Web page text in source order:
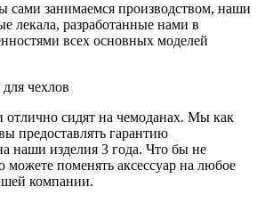
сами занимаемся производством, наши
лекала, разработанные нами в
всех основных моделей
сидят на чемоданах. Мы как
предоставлять гарантию
наши изделия 3 года. Что бы не
можете поменять аксессуар на любое
компании.